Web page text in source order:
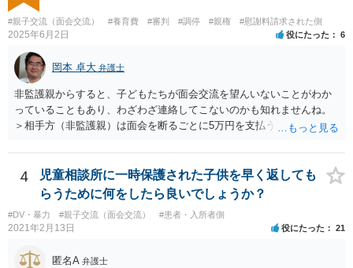
#親子交流（面会交流） #養育費 #審判 #調停 #親権 #慰謝料請求された側
2025年6月2日 役にたった 6
岡本 卓大 弁護士
非監護親からすると、子どもたちが面会交流を望んいないことがわか
っていることもあり、わざわざ連絡してこないのかも知れませんね。
＞相手方（非監護親）は面会を断るごとに5万円を支払うことを取決め
当に何が何でも面会交流したい（子どもたちと会いたい）と言うより
は、あなたに対する嫌がらせだった可能性もあるように思います（そ
ういう男はDV・虐待系の男には珍しくありません。）。 面会交流とは
親の権利ではなく、『子どものため』のものです。 子どもたちの年齢
（自分の気持ちを言える年齢）を考えても、無理に面会交流をする必
要もありません。 相手から面会交流を行うことについての申し出があ
ったときに対応すれば十分だと思います。 仮に相手から、面会交流さ
4
児童相談所に一時保護された子供を早く返しても
らうために何をしたら良いでしょうか？
#DV・暴力 #親子交流（面会交流） #患者・入所者側
2021年2月13日 役にたった 21
匿名A 弁護士